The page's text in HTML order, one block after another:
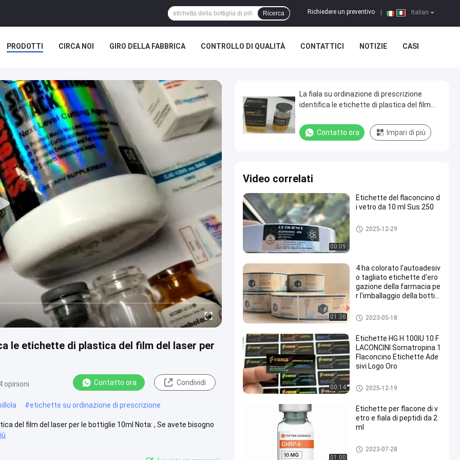
Italian
Richiedere un preventivo
Ricerca
PRODOTTI CIRCA NOI GIRO DELLA FABBRICA CONTROLLO DI QUALITÀ CONTATTICI NOTIZIE CASI
le etichette di plastica del film del laser per
opinioni Contatto ora Condividi
#etichette su ordinazione di prescrizione
del film del laser per le bottiglie 10ml Nota: , Se avete bisogno
La fiala su ordinazione di prescrizione
identifica le etichette di plastica del film
Contatto ora Impari di più
Video correlati
00:09
Etichette del flaconcino d
i vetro da 10 ml Sus 250
etichette su ordinazione della
fiala
2025-12-29
01:38
4 ha colorato l'autoadesiv
o tagliato etichette d'ero
gazione della farmacia pe
r l'imballaggio della bottigl
etichette su ordinazione della
fiala
2023-05-18
00:14
Etichette HG H 100IU 10 F
LACONCINI Somatropina 1
Flaconcino Etichette Ade
sivi Logo Oro
etichette su ordinazione della
fiala
2025-12-19
01:00
Etichette per flacone di v
etro e fiala di peptidi da 2
ml
etichette su ordinazione della
fiala
2023-07-28